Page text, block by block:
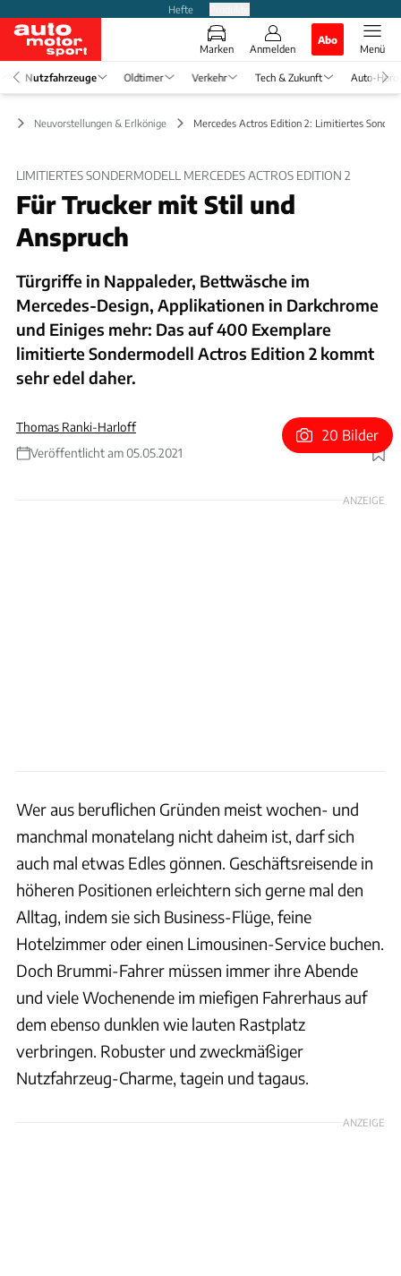
Hefte
Marken Anmelden
Abo
Menü
Nutzfahrzeuge Oldtimer Verkehr Tech & Zukunft Auto-
Neuvorstellungen & Erlkönige Mercedes Actros Edition 2: Limitiertes
LIMITIERTES SONDERMODELL MERCEDES ACTROS EDITION 2
Für Trucker mit Stil und
Anspruch
Türgriffe in Nappaleder, Bettwäsche im
Mercedes-Design, Applikationen in Darkchrome
und Einiges mehr: Das auf 400 Exemplare
limitierte Sondermodell Actros Edition 2 kommt
sehr edel daher.
Thomas Ranki-Harloff
Veröffentlicht am 05.05.2021
Foto: Daimler AG
20 Bilder
ANZEIGE
Wer aus beruflichen Gründen meist wochen- und
manchmal monatelang nicht daheim ist, darf sich
auch mal etwas Edles gönnen. Geschäftsreisende in
höheren Positionen erleichtern sich gerne mal den
Alltag, indem sie sich Business-Flüge, feine
Hotelzimmer oder einen Limousinen-Service buchen.
Doch Brummi-Fahrer müssen immer ihre Abende
und viele Wochenende im miefigen Fahrerhaus auf
dem ebenso dunklen wie lauten Rastplatz
verbringen. Robuster und zweckmäßiger
Nutzfahrzeug-Charme, tagein und tagaus.
ANZEIGE